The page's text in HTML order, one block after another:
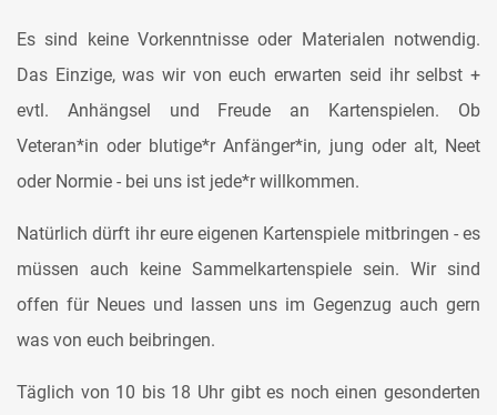
Es sind keine Vorkenntnisse oder Materialen notwendig.
Das Einzige, was wir von euch erwarten seid ihr selbst +
evtl. Anhängsel und Freude an Kartenspielen. Ob
Veteran*in oder blutige*r Anfänger*in, jung oder alt, Neet
oder Normie - bei uns ist jede*r willkommen.
Natürlich dürft ihr eure eigenen Kartenspiele mitbringen - es
müssen auch keine Sammelkartenspiele sein. Wir sind
offen für Neues und lassen uns im Gegenzug auch gern
was von euch beibringen.
Täglich von 10 bis 18 Uhr gibt es noch einen gesonderten